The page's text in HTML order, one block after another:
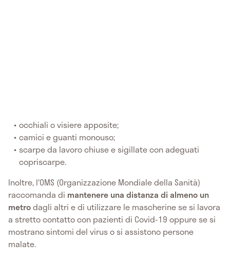
occhiali o visiere apposite;
camici e guanti monouso;
scarpe da lavoro chiuse e sigillate con adeguati
copriscarpe.
Inoltre, l'OMS (Organizzazione Mondiale della Sanità)
raccomanda di mantenere una distanza di almeno un
metrodagli altri e di utilizzare le mascherine se si lavora
a stretto contatto con pazienti di Covid-19 oppure se si
mostrano sintomi del virus o si assistono persone
malate.